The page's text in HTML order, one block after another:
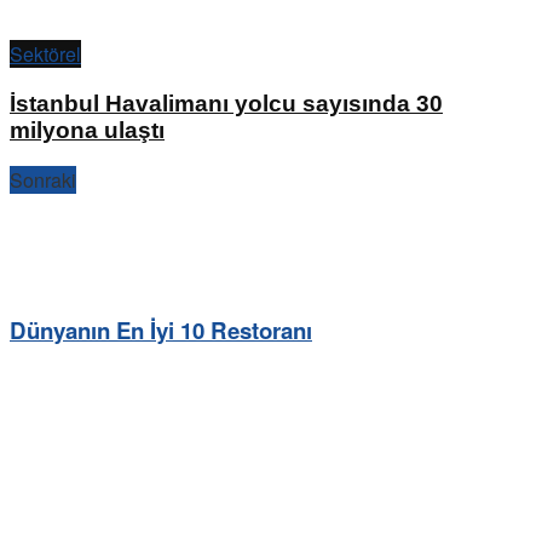
Sektörel
İstanbul Havalimanı yolcu sayısında 30
milyona ulaştı
Sonraki
Dünyanın En İyi 10 Restoranı